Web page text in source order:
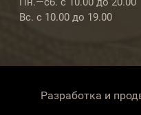
Вс. с 10.00 до 19.00
Разработка и